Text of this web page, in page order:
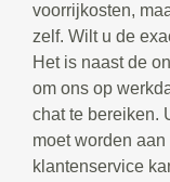
voorrijkosten,
zelf. Wilt u de
Het is naast de
om ons op
chat te bereiken.
moet worden
klantenservice